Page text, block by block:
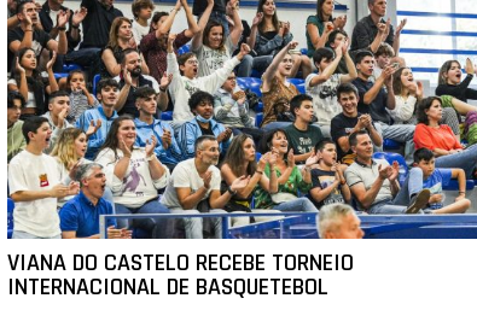
VIANA DO CASTELO RECEBE TORNEIO
INTERNACIONAL DE BASQUETEBOL